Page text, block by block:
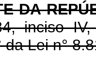
DA
inciso
da Lei n°